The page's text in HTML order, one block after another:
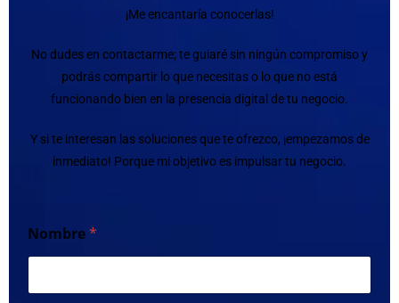
¡Me encantaría conocerlas!
No dudes en contactarme; te guiaré sin ningún compromiso y
podrás compartir lo que necesitas o lo que no está
funcionando bien en la presencia digital de tu negocio.
Y si te interesan las soluciones que te ofrezco, ¡empezamos de
inmediato! Porque mi objetivo es impulsar tu negocio.
Nombre*